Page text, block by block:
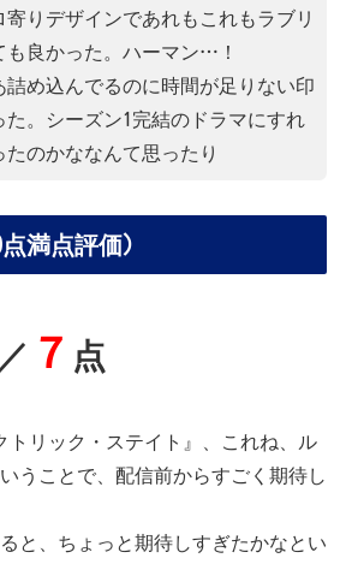
寄りデザインであれもこれもラブリ
も良かった。ハーマン…！
詰め込んでるのに時間が足りない印
た。シーズン1完結のドラマにすれ
たのかななんて思ったり
満点評価)
７ 点
リック・ステイト』、これね、ル
うことで、配信前からすごく期待し
と、ちょっと期待しすぎたかなとい